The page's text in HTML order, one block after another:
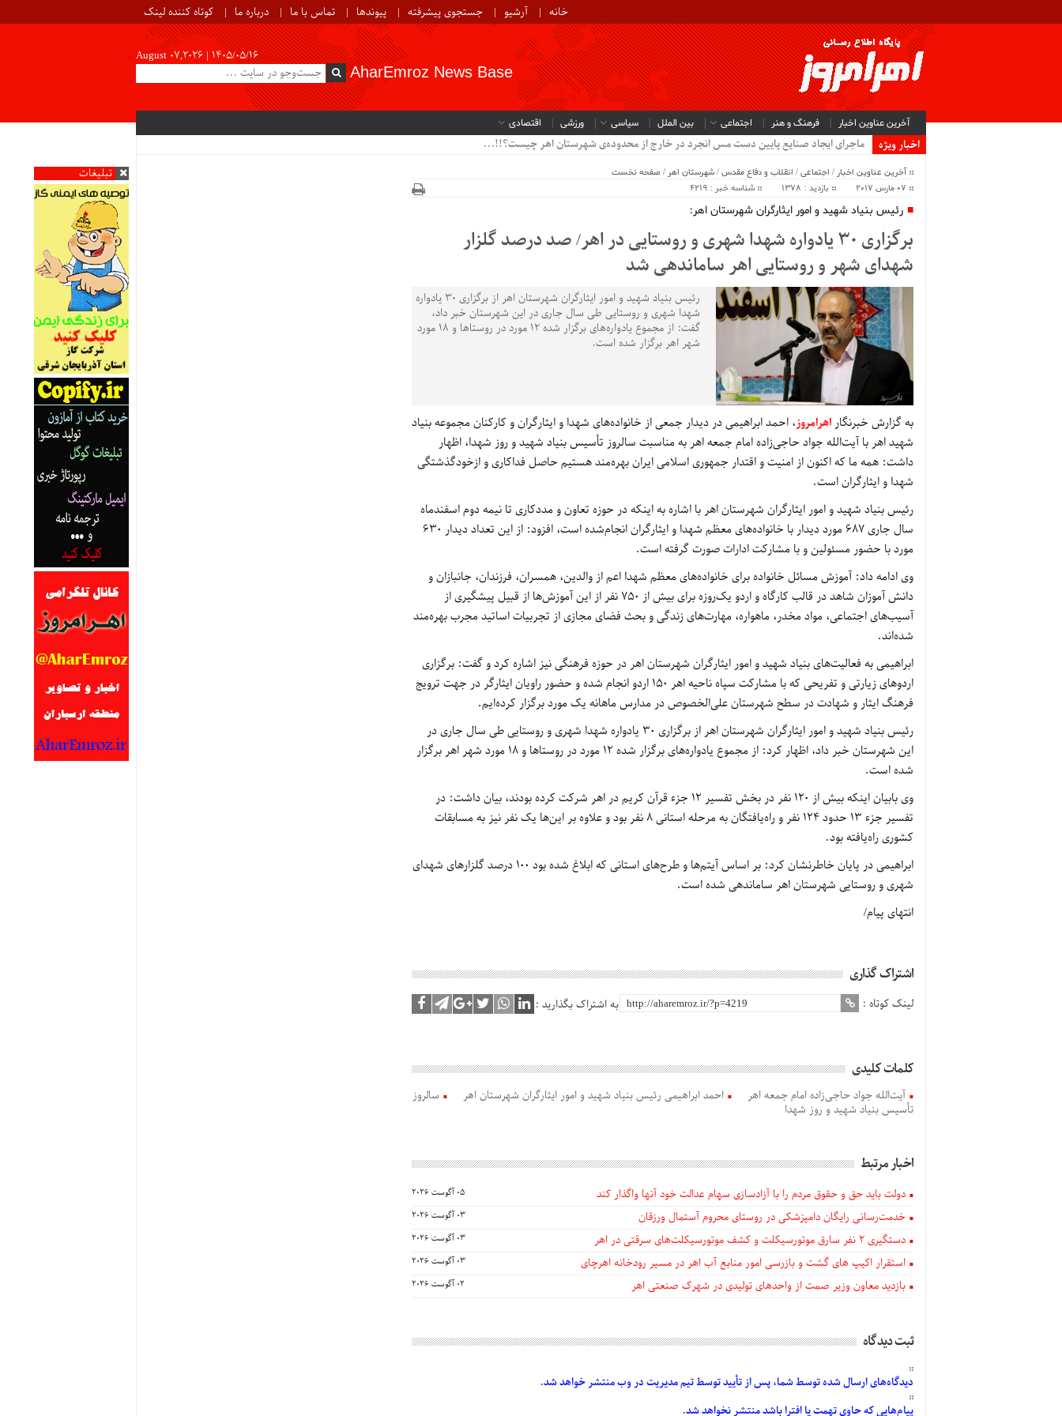
خانه آرشیو جستجوی پیشرفته پیوندها تماس با ما درباره ما کوتاه کننده لینک
August 07,2026 | ۱۴۰۵/۰۵/۱۶
AharEmroz News Base
آخرین عناوین اخبار فرهنگ و هنر اجتماعی بین الملل سیاسی ورزشی اقتصادی
اخبار ویژه
ماجرای ایجاد صنایع پایین دست مس انجرد در خارج از محدوده‌ی شهرستان اهر چیست؟!!...
تبلیغات
آخرین عناوین اخبار / اجتماعی/ انقلاب و دفاع مقدس/شهرستان اهر /صفحه نخست
07 مارس 2017
بازدید : 1378 شناسه خبر : 4219
رئیس بنیاد شهید و امور ایثارگران شهرستان اهر:
برگزاری 30 یادواره شهدا شهری و روستایی در اهر/ صد درصد گلزار
شهدای شهر و روستایی اهر ساماندهی شد
رئیس بنیاد شهید و امور ایثارگران شهرستان اهر از برگزاری 30 یادواره
شهدا شهری و روستایی طی سال جاری در این شهرستان خبر داد،
گفت: از مجموع یادواره‌های برگزار شده 12 مورد در روستاها و 18 مورد
شهر اهر برگزار شده است.
به گزارش خبرنگار اهرامروز، احمد ابراهیمی در دیدار جمعی از خانواده‌های شهدا و ایثارگران و کارکنان مجموعه بنیاد
شهید اهر با آیت‌الله جواد حاجی‌زاده امام جمعه اهر به مناسبت سالروز تأسیس بنیاد شهید و روز شهدا، اظهار
داشت: همه ما که اکنون از امنیت و اقتدار جمهوری اسلامی ایران بهره‌مند هستیم حاصل فداکاری و ازخودگذشتگی
شهدا و ایثارگران است.
رئیس بنیاد شهید و امور ایثارگران شهرستان اهر با اشاره به اینکه در حوزه تعاون و مددکاری تا نیمه دوم اسفندماه
سال جاری 687 مورد دیدار با خانواده‌های معظم شهدا و ایثارگران انجام‌شده است، افزود: از این تعداد دیدار 630
مورد با حضور مسئولین و با مشارکت ادارات صورت گرفته است.
وی ادامه داد: آموزش مسائل خانواده برای خانواده‌های معظم شهدا اعم از والدین، همسران، فرزندان، جانبازان و
دانش آموزان شاهد در قالب کارگاه و اردو یک‌روزه برای بیش از 750 نفر از این آموزش‌ها از قبیل پیشگیری از
آسیب‌های اجتماعی، مواد مخدر، ماهواره، مهارت‌های زندگی و بحث فضای مجازی از تجربیات اساتید مجرب بهره‌مند
شده‌اند.
ابراهیمی به فعالیت‌های بنیاد شهید و امور ایثارگران شهرستان اهر در حوزه فرهنگی نیز اشاره کرد و گفت: برگزاری
اردوهای زیارتی و تفریحی که با مشارکت سپاه ناحیه اهر 150 اردو انجام شده و حضور راویان ایثارگر در جهت ترویج
فرهنگ ایثار و شهادت در سطح شهرستان علی‌الخصوص در مدارس ماهانه یک مورد برگزار کرده‌ایم.
رئیس بنیاد شهید و امور ایثارگران شهرستان اهر از برگزاری 30 یادواره شهدا شهری و روستایی طی سال جاری در
این شهرستان خبر داد، اظهار کرد: از مجموع یادواره‌های برگزار شده 12 مورد در روستاها و 18 مورد شهر اهر برگزار
شده است.
وی بابیان اینکه بیش از 120 نفر در بخش تفسیر 12 جزء قرآن کریم در اهر شرکت کرده بودند، بیان داشت: در
تفسیر جزء 13 حدود 124 نفر و راه‌یافتگان به مرحله استانی 8 نفر بود و علاوه بر این‌ها یک نفر نیز به مسابقات
کشوری راه‌یافته بود.
ابراهیمی در پایان خاطرنشان کرد: بر اساس آیتم‌ها و طرح‌های استانی که ابلاغ شده بود 100 درصد گلزارهای شهدای
شهری و روستایی شهرستان اهر ساماندهی شده است.
انتهای پیام/
اشتراک گذاری
لینک کوتاه : به اشتراک بگذارید :
کلمات کلیدی
آیت‌الله جواد حاجی‌زاده امام جمعه اهر احمد ابراهیمی رئیس بنیاد شهید و امور ایثارگران شهرستان اهر
سالروز
تأسیس بنیاد شهید و روز شهدا
اخبار مرتبط
دولت باید حق و حقوق مردم را با آزادسازی سهام عدالت خود آنها واگذار کند 05 آگوست 2026
خدمت‌رسانی رایگان دامپزشکی در روستای محروم آستمال ورزقان 03 آگوست 2026
دستگيری ۲ نفر سارق موتورسیکلت و کشف موتورسیکلت‌های سرقتی در اهر 03 آگوست 2026
استقرار اکیپ های گشت و بازرسی امور منابع آب اهر در مسیر رودخانه اهرچای 03 آگوست 2026
بازدید معاون وزیر صمت از واحدهای تولیدی در شهرک صنعتی اهر 02 آگوست 2026
ثبت دیدگاه
دیدگاه‌هایارسالشدهتوسط شما، پس از تأییدتوسط تیم مدیریت در وب منتشر خواهد شد.
پیام‌هاییکه حاوی تهمت یا افترا باشد منتشر نخواهد شد.